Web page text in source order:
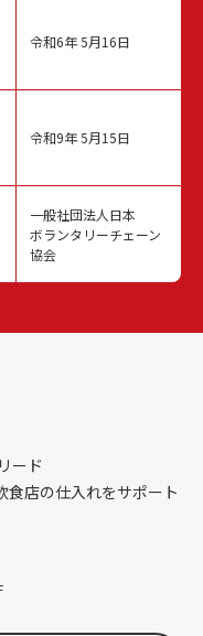
令和6年 5月16日
令和9年 5月15日
一般社団法人日本
ボランタリーチェーン
協会
ード
店の仕入れをサポート